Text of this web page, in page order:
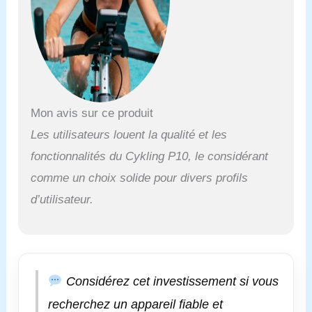
BLUETOOTH : l'écran
LCD de la console
affiche toutes les
données
d'entraînement
intégrée permet de se
applications de fitness
telles que Kinomap. ✔
ENTRAÎNEMENT
VARIÉ : le Cykling
l'entraînement axé
sur la performance. ✔
Mon avis sur ce produit
Les utilisateurs louent la qualité et les
fonctionnalités du Cykling P10, le considérant
comme un choix solide pour divers profils
d’utilisateur.
Considérez cet investissement si vous
recherchez un appareil fiable et